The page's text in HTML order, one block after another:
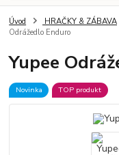
Úvod HRAČKY & ZÁBAVA
Odrážedlo Enduro
Yupee
Novinka TOP produkt